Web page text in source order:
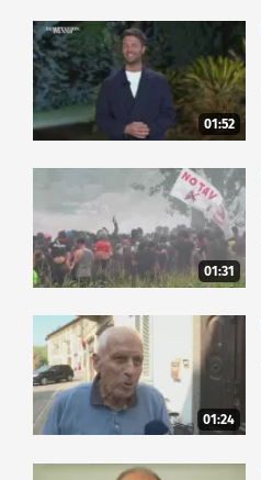
01:52
01:31
01:24